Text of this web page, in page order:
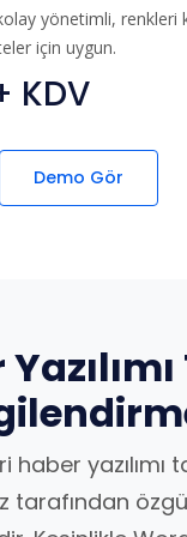
yönetimli, renkleri
için uygun.
KDV
Demo Gör
haber yazılımı
tarafından